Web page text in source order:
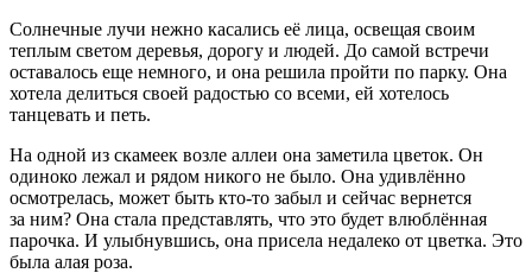
Солнечные лучи нежно касались её лица, освещая своим
теплым светом деревья, дорогу и людей. До самой встречи
оставалось еще немного, и она решила пройти по парку. Она
хотела делиться своей радостью со всеми, ей хотелось
танцевать и петь.
На одной из скамеек возле аллеи она заметила цветок. Он
одиноко лежал и рядом никого не было. Она удивлённо
осмотрелась, может быть кто-то забыл и сейчас вернется
за ним? Она стала представлять, что это будет влюблённая
парочка. И улыбнувшись, она присела недалеко от цветка. Это
была алая роза.